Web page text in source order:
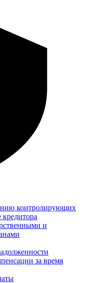
контролирующих
и
за время